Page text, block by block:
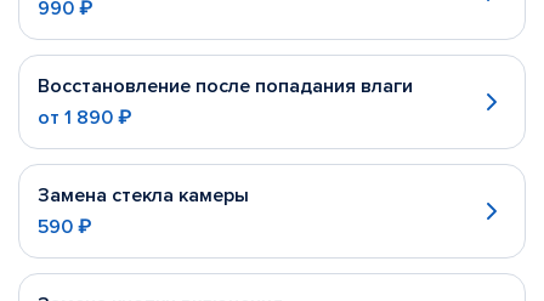
990 ₽
Восстановление после попадания влаги
от 1 890 ₽
Замена стекла камеры
590 ₽